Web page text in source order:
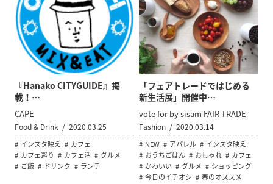
『Hanako CITYGUIDE』掲
載！…
CAPE
Food & Drink 2020.03.25
インスタ映え
カフェ
カフェ巡り
カフェ活
グルメ
ご飯
ドリンク ランチ
「フェアトレードではじめる
新生活展」開催中…
vote for by sisam FAIR TRADE
Fashion 2020.03.14
NEW アパレル
インスタ映え
おうちごはん
おしゃれ
カフェ
かわいい
グルメ
ショッピング
今日のイチオシ
春のオススメ